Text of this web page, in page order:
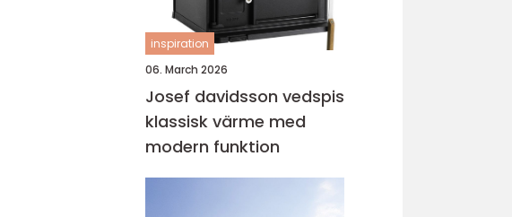
inspiration
06. March 2026
Josef davidsson vedspis
klassisk värme med
modern funktion